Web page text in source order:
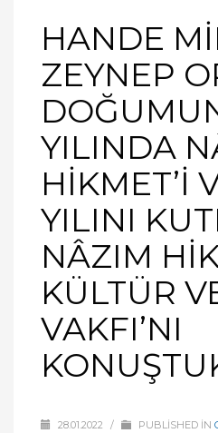
HANDE
ZEYNEP
YILINDA
HİKMET’İ
YILINI
NÂZIM
KÜLTÜR
VAKFI’NI
28.01.2022 / PUBLISHED IN